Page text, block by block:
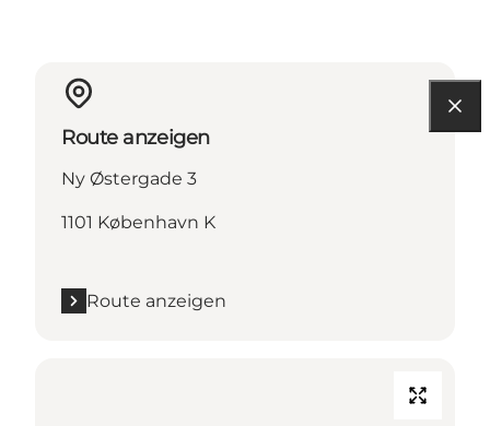
Route anzeigen
Ny Østergade 3
1101 København K
Route anzeigen